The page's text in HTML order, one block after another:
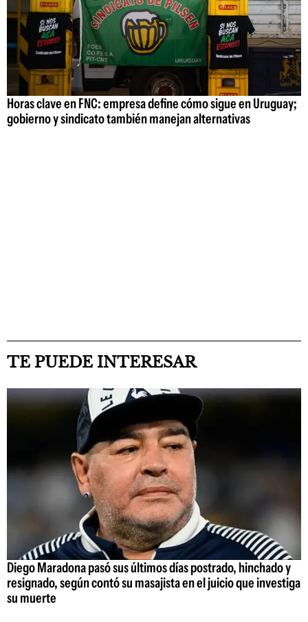
Horas clave en FNC: empresa define cómo sigue en Uruguay;
gobierno y sindicato también manejan alternativas
TE PUEDE INTERESAR
Diego Maradona pasó sus últimos días postrado, hinchado y
resignado, según contó su masajista en el juicio que investiga
su muerte